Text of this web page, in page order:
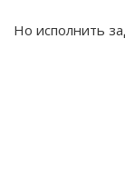
Но исполнить